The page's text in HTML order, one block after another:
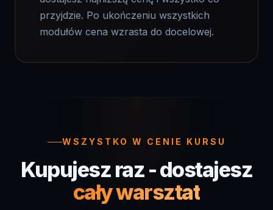
modułów cena wzrasta do docelowej.
Kupujesz raz - dostajesz
cały warsztat
Wdrożenia, licencje, bonusy AI - bez